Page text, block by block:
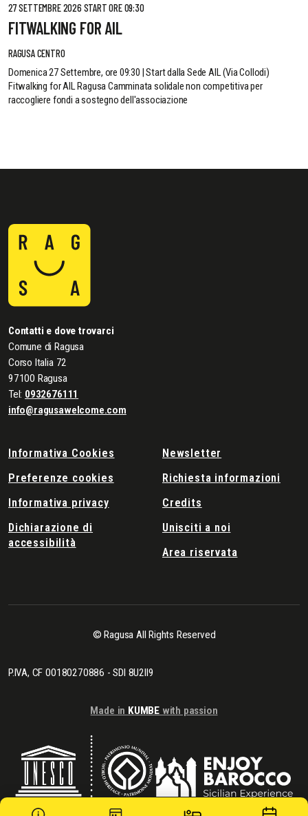
27 SETTEMBRE 2026 START ORE 09:30
FITWALKING FOR AIL
RAGUSA CENTRO
Domenica 27 Settembre, ore 09:30 | Start dalla Sede AIL (Via Collodi)
Fitwalking for AIL Ragusa Camminata solidale non competitiva per
raccogliere fondi a sostegno dell'associazione
Contatti e dove trovarci
Comune di Ragusa
Corso Italia 72
97100 Ragusa
Tel: 0932676111
info@ragusawelcome.com
Informativa Cookies
Preferenze cookies
Informativa privacy
Dichiarazione di
accessibilità
Newsletter
Richiesta informazioni
Credits
Unisciti a noi
Area riservata
© Ragusa All Rights Reserved
P.IVA, CF 00180270886 - SDI 8U2II9
Made in KUMBE with passion